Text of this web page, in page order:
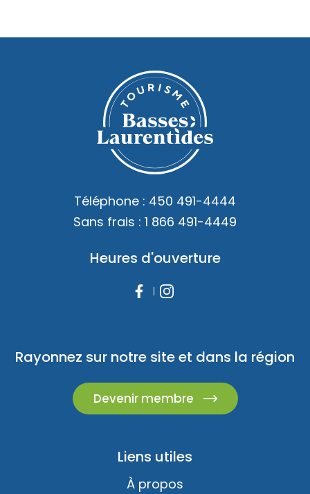
Téléphone : 450 491-4444
Sans frais : 1 866 491-4449
Heures d'ouverture
Rayonnez sur notre site et dans la région
Devenir membre
Liens utiles
À propos